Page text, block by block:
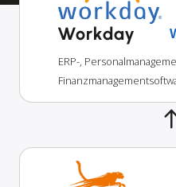
Workday
ERP-,